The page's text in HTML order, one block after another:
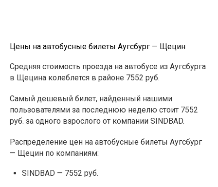
Цены на автобусные билеты Аугсбург — Щецин
Средняя стоимость проезда на автобусе из Аугсбурга
в Щецина колеблется в районе 7552 руб.
Самый дешевый билет, найденный нашими
пользователями за последнюю неделю стоит 7552
руб. за одного взрослого от компании SINDBAD.
Распределение цен на автобусные билеты Аугсбург
— Щецин по компаниям:
SINDBAD — 7552 руб.